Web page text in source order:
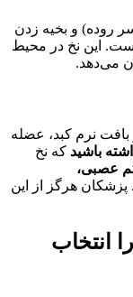
روده) و بخیه زدن
این نخ در محیط
می‌دهد.
بافت نرم کبد، عضله
باشید که نخ
عصبی،
. پزشکان هرگز از این
انتخاب